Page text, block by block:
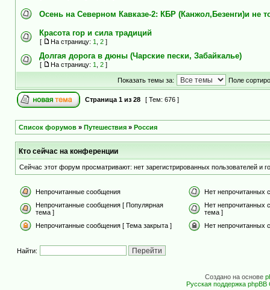
Осень на Северном Кавказе-2: КБР (Канжол,Безенги)и не
Красота гор и сила традиций
[ На страницу: 1 2 ]
Долгая дорога в дюны (Чарские пески, Забайкалье)
[ На страницу: 1 2 ]
Показать темы за: Поле
Страница 1 из 28 [ Тем: 676 ]
Список форумов » Путешествия » Россия
Кто сейчас на конференции
Сейчас этот форум просматривают: нет зарегистрированных пользователей и
Непрочитанные сообщения
Нет непрочитанных
Непрочитанные сообщения [ Популярная
тема ]
Нет непрочитанных
тема ]
Непрочитанные сообщения [ Тема закрыта ]
Нет непрочитанных
Найти:
Создано на основе
Русская поддержка phpBB